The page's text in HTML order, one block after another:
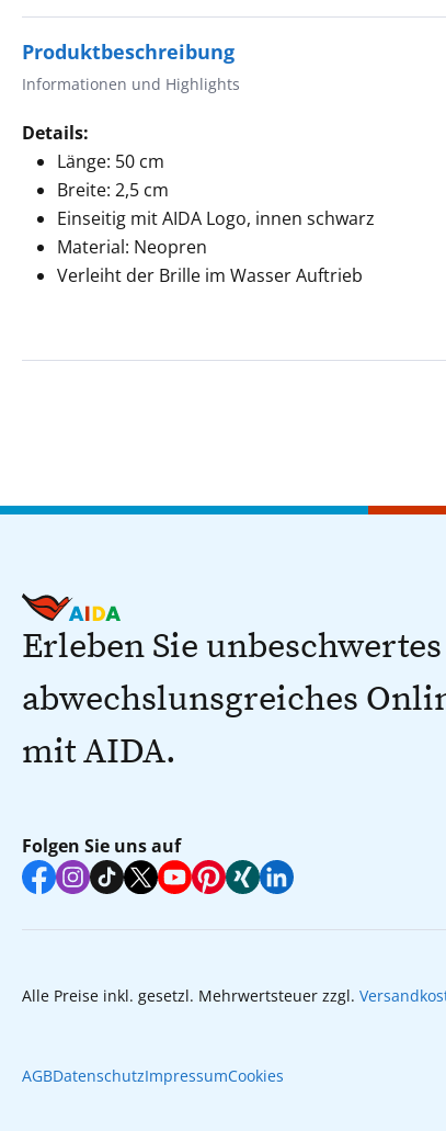
Produktbeschreibung
Informationen und Highlights
Details:
Länge: 50 cm
Breite: 2,5 cm
Einseitig mit AIDA Logo, innen schwarz
Material: Neopren
Verleiht der Brille im Wasser Auftrieb
Erleben Sie
abwechslunsgreiches
mit AIDA.
Folgen Sie uns auf
Alle Preise inkl. gesetzl. Mehrwertsteuer zzgl.
AGBDatenschutzImpressumCookies